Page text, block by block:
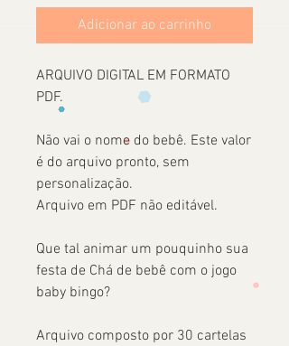
Adicionar ao carrinho
ARQUIVO DIGITAL EM FORMATO
PDF.
Não vai o nome do bebê. Este valor
é do arquivo pronto, sem
personalização.
Arquivo em PDF não editável.
Que tal animar um pouquinho sua
festa de Chá de bebê com o jogo
baby bingo?
Arquivo composto por 30 cartelas